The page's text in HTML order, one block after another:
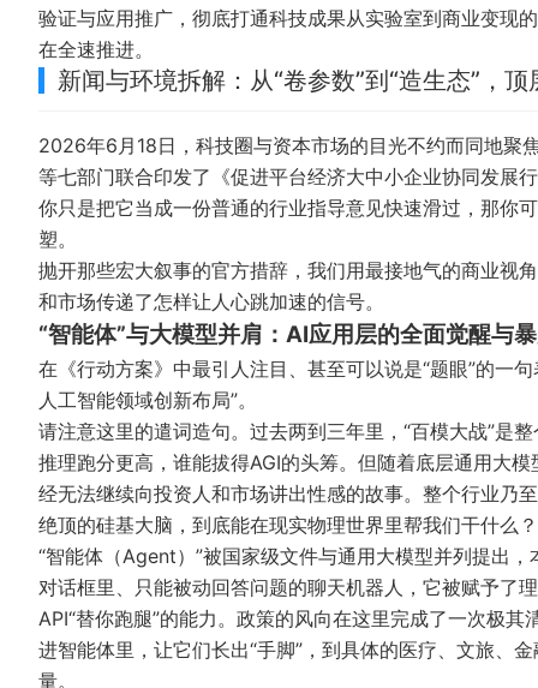
验证与应用推广，彻底打通科技成果从实验室到商业变现
在全速推进。
新闻与环境拆解：从“卷参数”到“造生态”，
2026年6月18日，科技圈与资本市场的目光不约而同地
等七部门联合印发了《促进平台经济大中小企业协同发
你只是把它当成一份普通的行业指导意见快速滑过，那你
塑。
抛开那些宏大叙事的官方措辞，我们用最接地气的商业视
和市场传递了怎样让人心跳加速的信号。
“智能体”与大模型并肩：AI应用层的全面觉醒与
在《行动方案》中最引人注目、甚至可以说是“题眼”的一
人工智能领域创新布局”。
请注意这里的遣词造句。过去两到三年里，“百模大战”是
推理跑分更高，谁能拔得AGI的头筹。但随着底层通用大
经无法继续向投资人和市场讲出性感的故事。整个行业乃
绝顶的硅基大脑，到底能在现实物理世界里帮我们干什么？
“智能体（Agent）”被国家级文件与通用大模型并列提出
对话框里、只能被动回答问题的聊天机器人，它被赋予了
API“替你跑腿”的能力。政策的风向在这里完成了一次极
进智能体里，让它们长出“手脚”，到具体的医疗、文旅、
量。